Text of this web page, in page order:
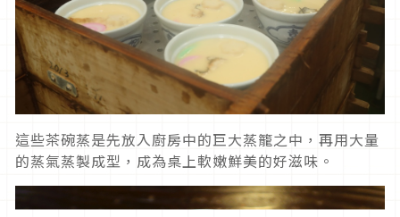
這些茶碗蒸是先放入廚房中的巨大蒸籠之中，再用大量
的蒸氣蒸製成型，成為桌上軟嫩鮮美的好滋味。